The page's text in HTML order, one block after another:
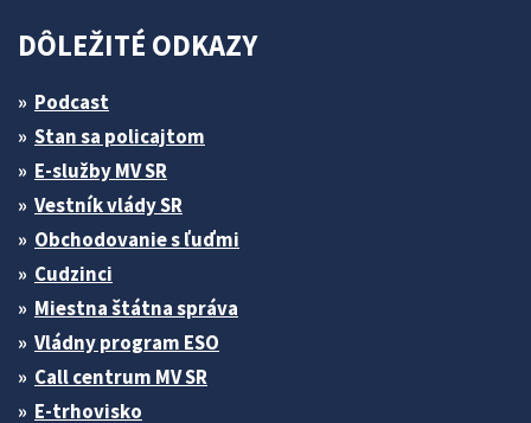
DÔLEŽITÉ ODKAZY
Podcast
Stan sa policajtom
E-služby MV SR
Vestník vlády SR
Obchodovanie s ľuďmi
Cudzinci
Miestna štátna správa
Vládny program ESO
Call centrum MV SR
E-trhovisko